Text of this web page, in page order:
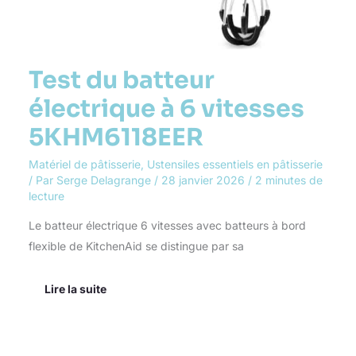
Test du batteur
électrique à 6 vitesses
5KHM6118EER
Matériel de pâtisserie, Ustensiles essentiels en pâtisserie
/ Par Serge Delagrange / 28 janvier 2026 / 2 minutes de
lecture
Le batteur électrique 6 vitesses avec batteurs à bord
flexible de KitchenAid se distingue par sa
Lire la suite